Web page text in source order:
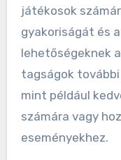
játékosok
gyakoriságát és
lehetőségeknek
tagságok
mint például
számára vagy
eseményekhez.